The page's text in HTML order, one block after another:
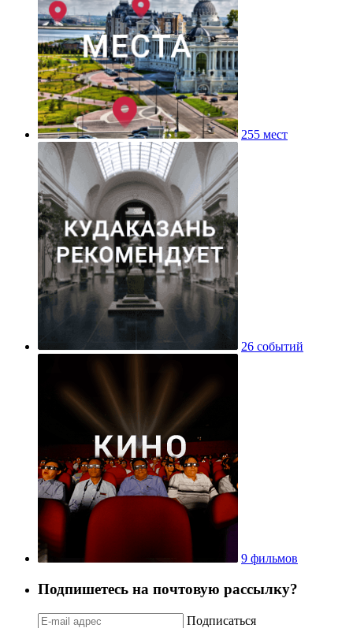
255 мест
26 событий
9 фильмов
Подпишетесь на почтовую рассылку?
Подписаться